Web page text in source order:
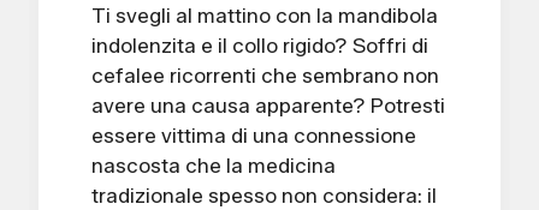
Ti svegli al mattino con la mandibola
indolenzita e il collo rigido? Soffri di
cefalee ricorrenti che sembrano non
avere una causa apparente? Potresti
essere vittima di una connessione
nascosta che la medicina
tradizionale spesso non considera: il